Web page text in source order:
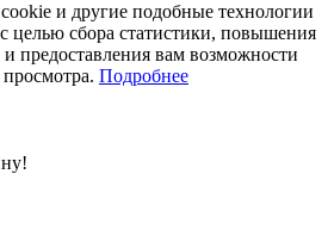
и другие подобные технологии
целью сбора статистики, повышения
и предоставления вам возможности
Подробнее